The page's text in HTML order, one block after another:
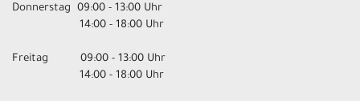
Donnerstag 09:00 - 13:00 Uhr
14:00 - 18:00 Uhr
Freitag 09:00 - 13:00 Uhr
14:00 - 18:00 Uhr